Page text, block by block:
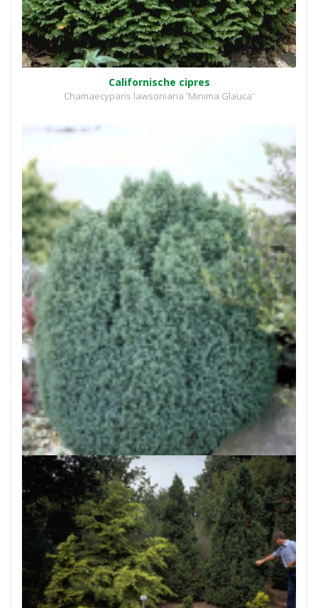
Californische cipres
Chamaecyparis lawsoniana 'Minima Glauca'
Dwergcypres
Chamaecyparis lawsoniana 'Nymph'